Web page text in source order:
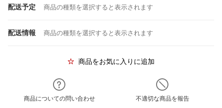
配送予定 商品の種類を選択すると表示されます
配送情報 商品の種類を選択すると表示されます
商品をお気に入りに追加
商品についての問い合わせ 不適切な商品を報告